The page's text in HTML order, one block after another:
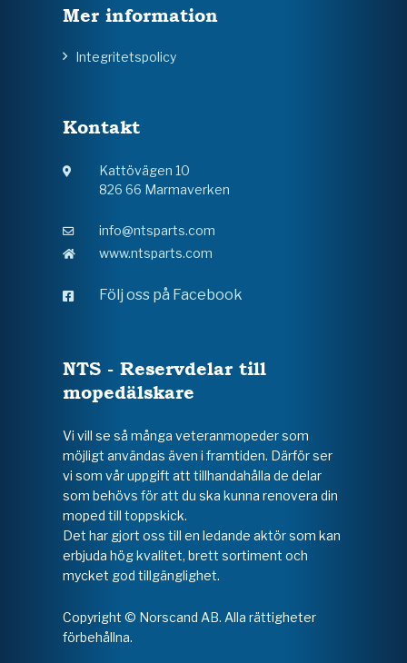
Mer information
Integritetspolicy
Kontakt
Kattövägen 10
826 66 Marmaverken
info@ntsparts.com
www.ntsparts.com
Följ oss på Facebook
NTS - Reservdelar till
mopedälskare
Vi vill se så många veteranmopeder som
möjligt användas även i framtiden. Därför ser
vi som vår uppgift att tillhandahålla de delar
som behövs för att du ska kunna renovera din
moped till toppskick.
Det har gjort oss till en ledande aktör som kan
erbjuda hög kvalitet, brett sortiment och
mycket god tillgänglighet.
Copyright © Norscand AB. Alla rättigheter
förbehållna.